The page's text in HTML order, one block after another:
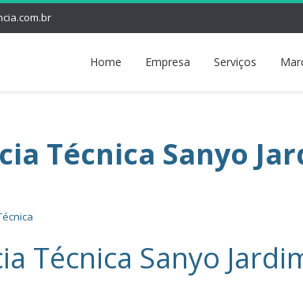
Home Empresa Serviços
Técnica Sanyo
Técnica Sanyo